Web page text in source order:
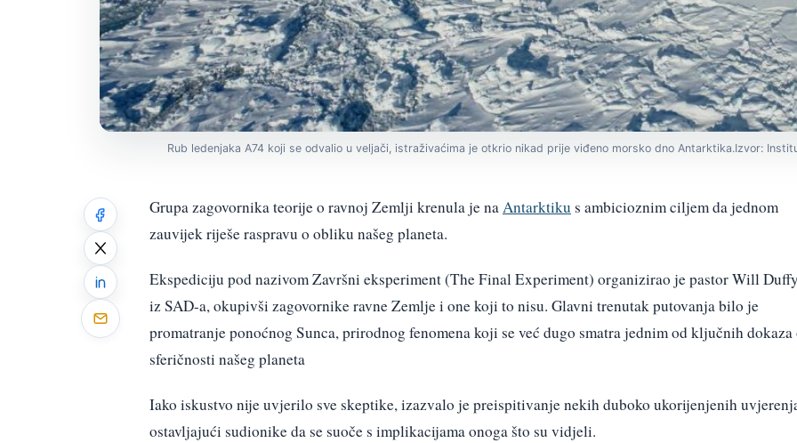
Rub ledenjaka A74 koji se odvalio u veljači, istraživaćima je otkrio nikad prije viđeno morsko dno Antarktika.Izvor:
Grupa zagovornika teorije o ravnoj Zemlji krenula je naAntarktiku s ambicioznim ciljem da jednom
zauvijek riješe raspravu o obliku našeg planeta.
Ekspediciju pod nazivom Završni eksperiment (The Final Experiment) organizirao je pastor Will
iz SAD-a, okupivši zagovornike ravne Zemlje i one koji to nisu. Glavni trenutak putovanja bilo je
promatranje ponoćnog Sunca, prirodnog fenomena koji se već dugo smatra jednim od ključnih dokaza
sferičnosti našeg planeta
Iako iskustvo nije uvjerilo sve skeptike, izazvalo je preispitivanje nekih duboko ukorijenjenih
ostavljajući sudionike da se suoče s implikacijama onoga što su vidjeli.